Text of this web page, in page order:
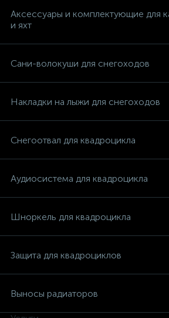
Аксессуары и комплектующие для
и яхт
Сани-волокуши для снегоходов
Накладки на лыжи для снегоходов
Снегоотвал для квадроцикла
Аудиосистема для квадроцикла
Шноркель для квадроцикла
Защита для квадроциклов
Выносы радиаторов